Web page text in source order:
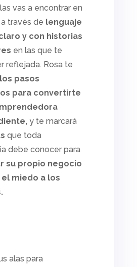
las vas a encontrar en
través de lenguaje
y con historias
en las que te
reflejada. Rosa te
los pasos
para convertirte
y te marcará
que toda
debe conocer para
su propio negocio
miedo a los
alas para